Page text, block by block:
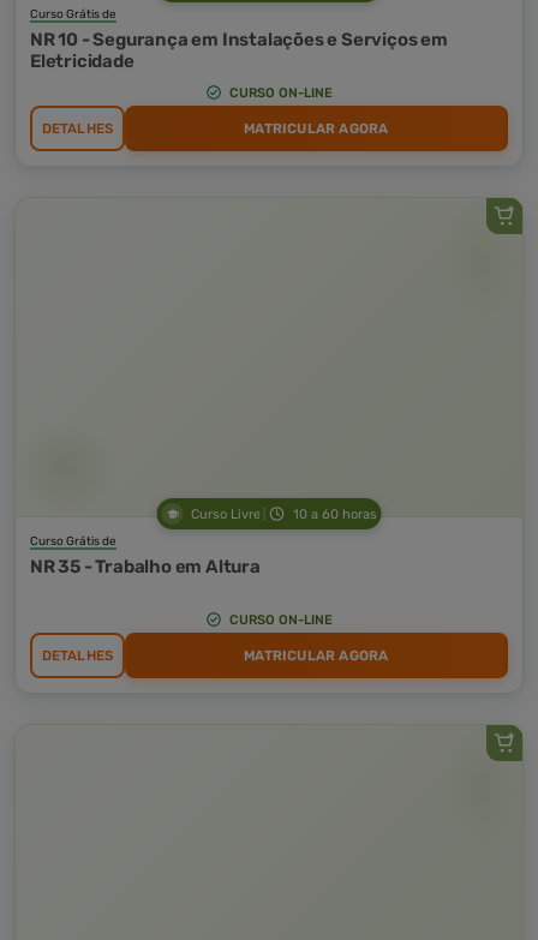
Curso Grátis de
NR 10 - Segurança em Instalações e Serviços em
Eletricidade
CURSO ON-LINE
DETALHES MATRICULAR AGORA
Curso Livre 10 a 60 horas
Curso Grátis de
NR 35 - Trabalho em Altura
CURSO ON-LINE
DETALHES MATRICULAR AGORA